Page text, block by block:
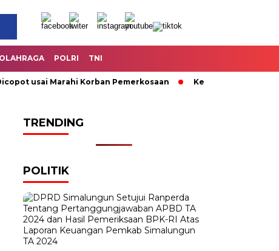
OLAHRAGA POLRI TNI
usai Marahi Korban Pemerkosaan Kemendag Cabut
TRENDING
POLITIK